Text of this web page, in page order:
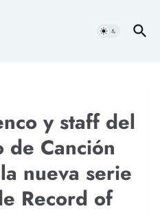
y staff del
Canción
nueva serie
Record of